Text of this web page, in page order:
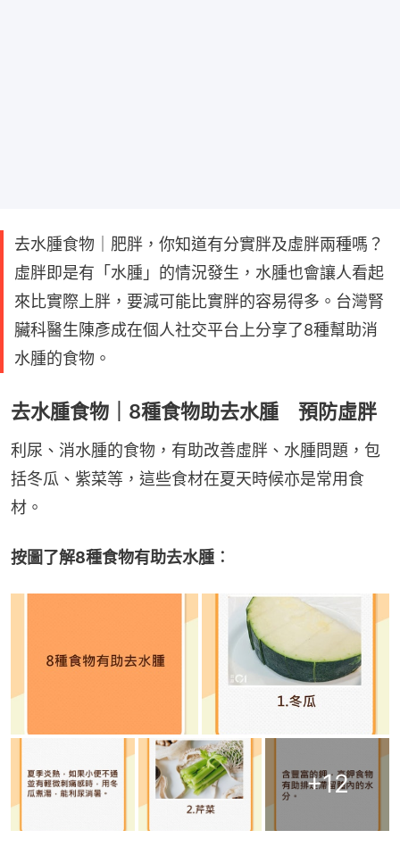
去水腫食物｜肥胖，你知道有分實胖及虛胖兩種嗎？
虛胖即是有「水腫」的情況發生，水腫也會讓人看起
來比實際上胖，要減可能比實胖的容易得多。台灣腎
臟科醫生陳彥成在個人社交平台上分享了8種幫助消
水腫的食物。
去水腫食物｜8種食物助去水腫 預防虛胖
利尿、消水腫的食物，有助改善虛胖、水腫問題，包
括冬瓜、紫菜等，這些食材在夏天時候亦是常用食
材。
按圖了解8種食物有助去水腫︰
+12